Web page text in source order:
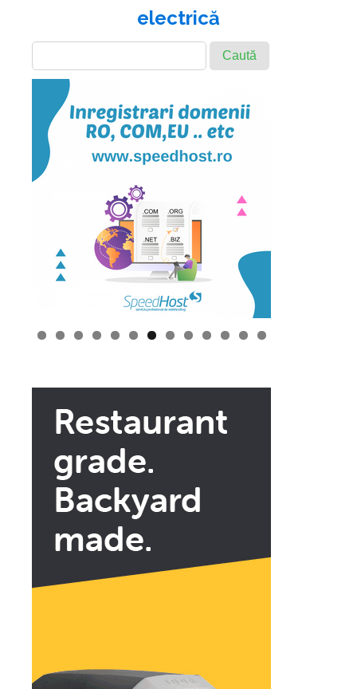
electrică